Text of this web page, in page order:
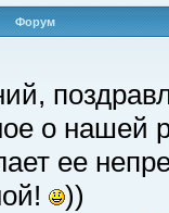
Форум
о нашей
ее
))